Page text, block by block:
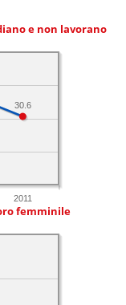
e non lavorano
2011
30.6
femminile